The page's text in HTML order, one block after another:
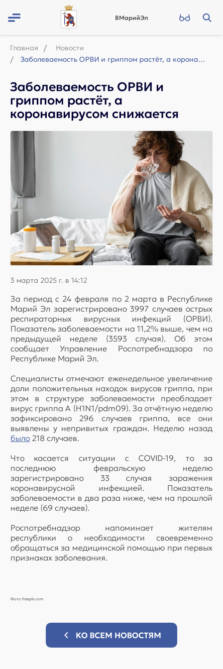
ВМарийЭл
Главная
Новости
Заболеваемость ОРВИ и гриппом растёт, а коронавирусом снижается
Заболеваемость ОРВИ и
гриппом растёт, а
коронавирусом снижается
3 марта 2025 г. в 14:12
За период с 24 февраля по 2 марта в Республике
Марий Эл зарегистрировано 3997 случаев острых
респираторных вирусных инфекций (ОРВИ).
Показатель заболеваемости на 11,2% выше, чем на
предыдущей неделе (3593 случая). Об этом
сообщает Управление Роспотребнадзора по
Республике Марий Эл.
Специалисты отмечают еженедельное увеличение
доли положительных находок вирусов гриппа, при
этом в структуре заболеваемости преобладает
вирус гриппа А (H1N1/pdm09). За отчётную неделю
зафиксировано 296 случаев гриппа, все они
выявлены у непривитых граждан. Неделю назад
было 218 случаев.
Что касается ситуации с COVID-19, то за
последнюю февральскую неделю
зарегистрировано 33 случая заражения
коронавирусной инфекцией. Показатель
заболеваемости в два раза ниже, чем на прошлой
неделе (69 случаев).
Роспотребнадзор напоминает жителям
республики о необходимости своевременно
обращаться за медицинской помощью при первых
признаках заболевания.
Фото freepik.com
КО ВСЕМ НОВОСТЯМ